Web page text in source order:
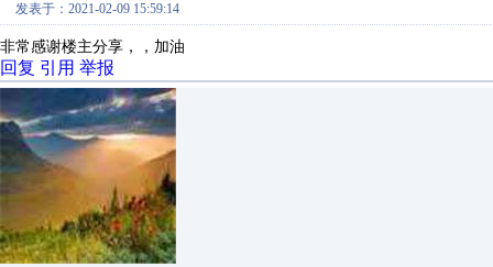
发表于：2021-02-09 15:59:14
非常感谢楼主分享，，加油
回复 引用 举报